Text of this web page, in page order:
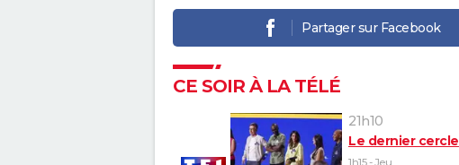
Partager sur Facebook
CE SOIR À LA TÉLÉ
21h10
Le dernier cercle
1h15 - Jeu